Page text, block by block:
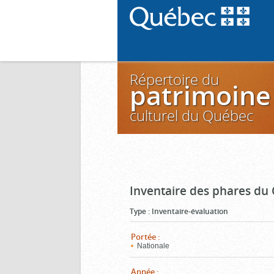
Répertoire du
patrimoine
culturel du Québec
Inventaire des phares du
Type : Inventaire-évaluation
Portée :
Nationale